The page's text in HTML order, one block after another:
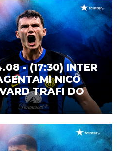
- (17:30) INTER
NICO
TRAFI DO